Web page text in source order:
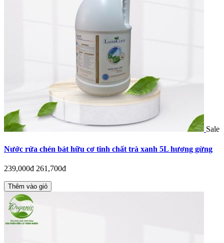
Sale
Nước rửa chén bát hữu cơ tinh chất trà xanh 5L hương gừng
239,000đ 261,700đ
Thêm vào giỏ